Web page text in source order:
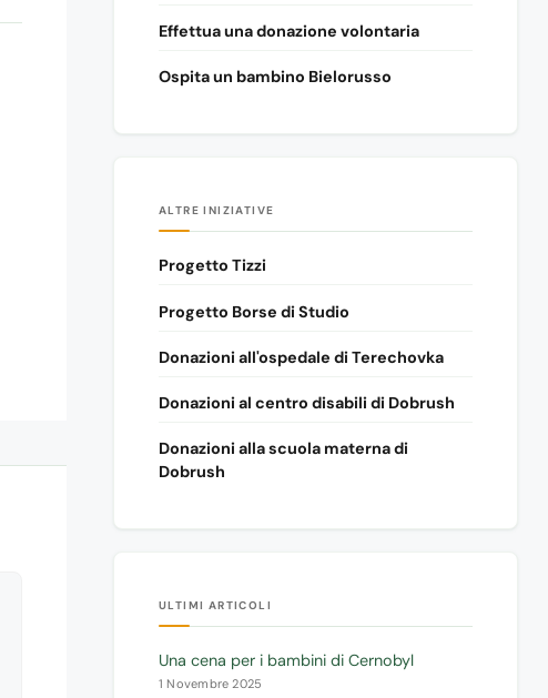
Effettua una donazione volontaria
Ospita un bambino Bielorusso
ALTRE INIZIATIVE
Progetto Tizzi
Progetto Borse di Studio
Donazioni all'ospedale di Terechovka
Donazioni al centro disabili di Dobrush
Donazioni alla scuola materna di
Dobrush
ULTIMI ARTICOLI
Una cena per i bambini di Cernobyl
1 Novembre 2025